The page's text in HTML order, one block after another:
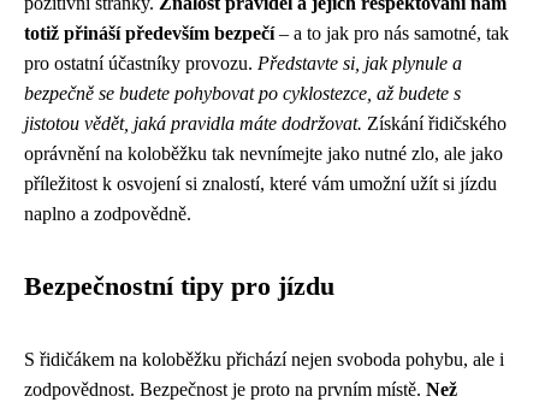
totiž přináší především bezpečí– a to jak pro nás samotné, tak
pro ostatní účastníky provozu. Představte si, jak plynule a
bezpečně se budete pohybovat po cyklostezce, až budete s
jistotou vědět, jaká pravidla máte dodržovat. Získání řidičského
oprávnění na koloběžku tak nevnímejte jako nutné zlo, ale jako
příležitost k osvojení si znalostí, které vám umožní užít si jízdu
naplno a zodpovědně.
Bezpečnostní tipy pro jízdu
S řidičákem na koloběžku přichází nejen svoboda pohybu, ale i
zodpovědnost. Bezpečnost je proto na prvním místě. Než